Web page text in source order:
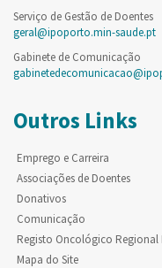
Serviço de Gestão de Doentes
geral@ipoporto.min-saude.pt
Gabinete de Comunicação
Outros Links
Emprego e Carreira
Associações de Doentes
Donativos
Comunicação
Registo Oncológico Regional
Mapa do Site